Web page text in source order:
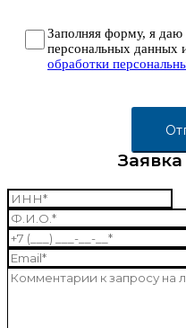
Заполняя форму, я даю
персональных данных
обработки